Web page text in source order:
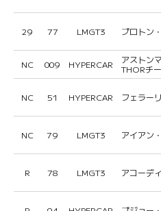
29 77 LMGT3 プロトン
NC 009 HYPERCAR
アストン
THORチ
NC 51 HYPERCAR フェラー
NC 79 LMGT3 アイアン
R 78 LMGT3 アコーデ